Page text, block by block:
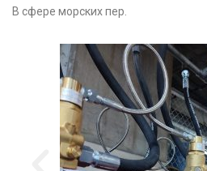
В сфере морских пер.